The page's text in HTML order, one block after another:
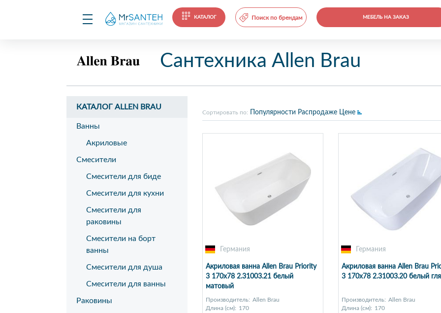
КАТАЛОГ Поиск по брендам МЕБЕЛЬ НА ЗАКАЗ
Сантехника Allen Brau
КАТАЛОГ ALLEN BRAU
Ванны
Акриловые
Смесители
Смесители для биде
Смесители для кухни
Смесители для
раковины
Смесители на борт
ванны
Смесители для душа
Смесители для ванны
Раковины
Сортировать по: Популярности Распродаже Цене
Германия
Акриловая ванна Allen Brau Priority
3 170x78 2.31003.21 белый
матовый
Производитель: Allen Brau
Длина (см): 170
Германия
Акриловая ванна Allen Brau
3 170x78 2.31003.20 белый
Производитель: Allen Brau
Длина (см): 170